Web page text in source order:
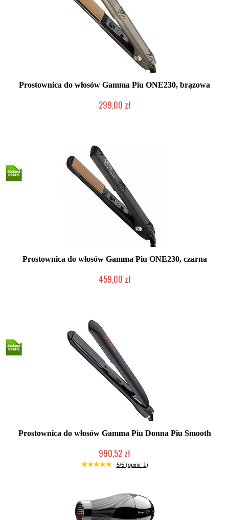
Prostownica do włosów Gamma Piu ONE230, brązowa
299,00 zł
Prostownica do włosów Gamma Piu ONE230, czarna
459,00 zł
Prostownica do włosów Gamma Piu Donna Piu Smooth
990,52 zł
Duża ilość (wysyłka w 24h)
5/5 (opinii: 1)